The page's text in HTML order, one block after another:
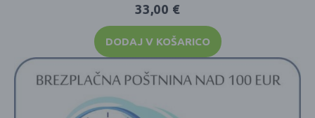
33,00 €
DODAJ V KOŠARICO